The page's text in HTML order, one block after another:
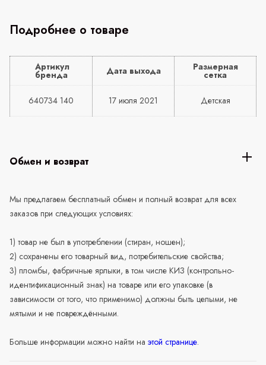
Подробнее о товаре
Артикул
бренда Дата выхода Размерная
сетка
640734 140 17 июля 2021 Детская
Обмен и возврат
Мы предлагаем бесплатный обмен и полный возврат для всех
заказов при следующих условиях:
1) товар не был в употреблении (стиран, ношен);
2) сохранены его товарный вид, потребительские свойства;
3) пломбы, фабричные ярлыки, в том числе КИЗ (контрольно-
идентификационный знак) на товаре или его упаковке (в
зависимости от того, что применимо) должны быть целыми, не
мятыми и не повреждёнными.
Больше информации можно найти на этой странице.